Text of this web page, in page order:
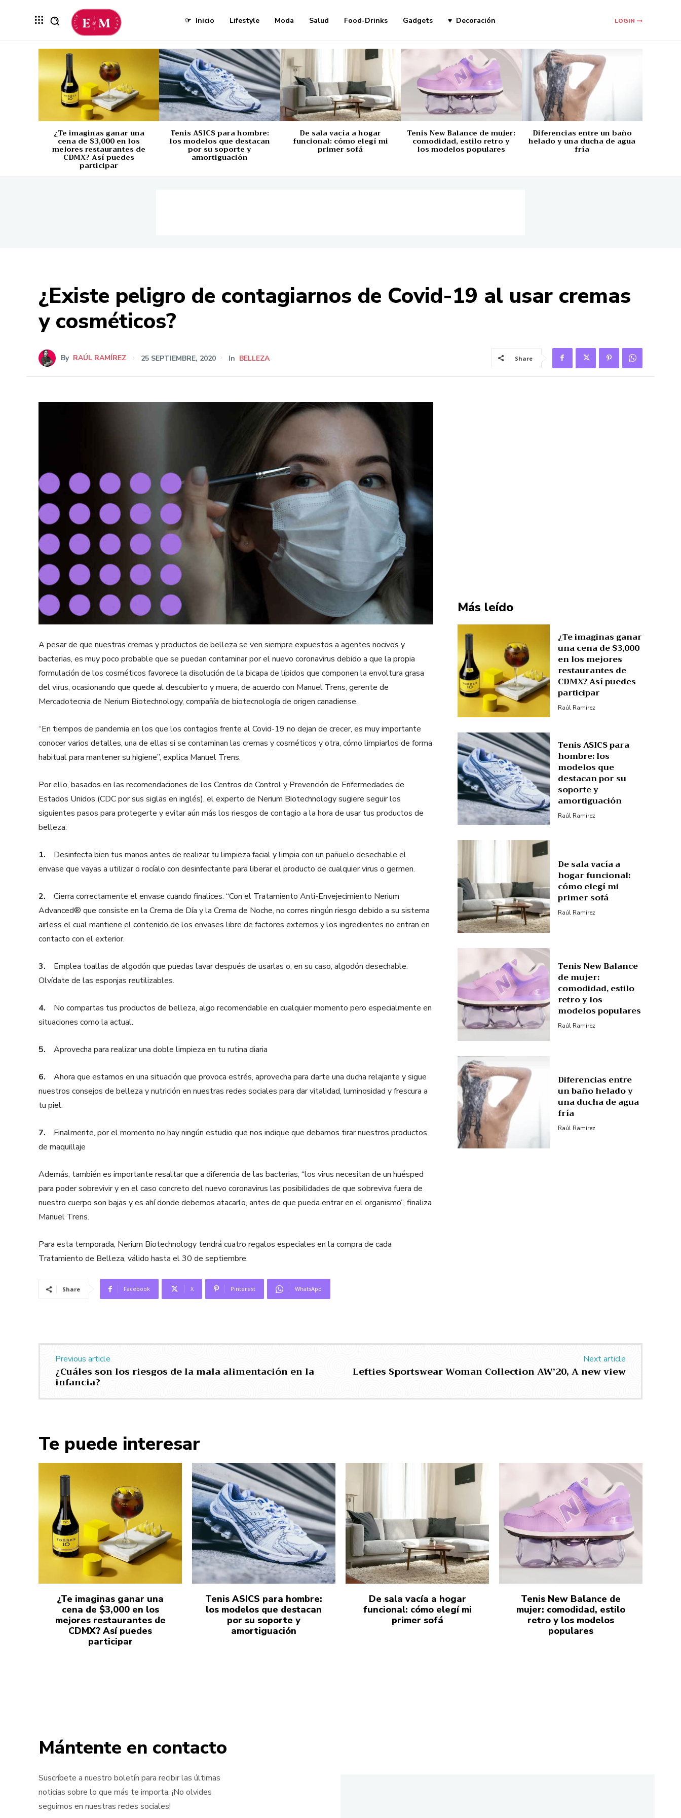
☞ Inicio Lifestyle Moda Salud Food-Drinks Gadgets ♥ Decoración LOGIN
¿Te imaginas ganar una
cena de $3,000 en los
mejores restaurantes de
CDMX? Así puedes
participar
Tenis ASICS para hombre:
los modelos que destacan
por su soporte y
amortiguación
De sala vacía a hogar
funcional: cómo elegí mi
primer sofá
Tenis New Balance de mujer:
comodidad, estilo retro y
los modelos populares
Diferencias entre un baño
helado y una ducha de agua
fría
¿Existe peligro de contagiarnos de Covid-19 al usar cremas
y cosméticos?
By RAÚL RAMÍREZ 25 SEPTIEMBRE, 2020 In BELLEZA Share
A pesar de que nuestras cremas y productos de belleza se ven siempre expuestos a agentes nocivos y
bacterias, es muy poco probable que se puedan contaminar por el nuevo coronavirus debido a que la propia
formulación de los cosméticos favorece la disolución de la bicapa de lípidos que componen la envoltura grasa
del virus, ocasionando que quede al descubierto y muera, de acuerdo con Manuel Trens, gerente de
Mercadotecnia de Nerium Biotechnology, compañía de biotecnología de origen canadiense.
“En tiempos de pandemia en los que los contagios frente al Covid-19 no dejan de crecer, es muy importante
conocer varios detalles, una de ellas si se contaminan las cremas y cosméticos y otra, cómo limpiarlos de forma
habitual para mantener su higiene”, explica Manuel Trens.
Por ello, basados en las recomendaciones de los Centros de Control y Prevención de Enfermedades de
Estados Unidos (CDC por sus siglas en inglés), el experto de Nerium Biotechnology sugiere seguir los
siguientes pasos para protegerte y evitar aún más los riesgos de contagio a la hora de usar tus productos de
belleza:
1. Desinfecta bien tus manos antes de realizar tu limpieza facial y limpia con un pañuelo desechable el
envase que vayas a utilizar o rocíalo con desinfectante para liberar el producto de cualquier virus o germen.
2. Cierra correctamente el envase cuando finalices. “Con el Tratamiento Anti-Envejecimiento Nerium
Advanced® que consiste en la Crema de Día y la Crema de Noche, no corres ningún riesgo debido a su sistema
airless el cual mantiene el contenido de los envases libre de factores externos y los ingredientes no entran en
contacto con el exterior.
3. Emplea toallas de algodón que puedas lavar después de usarlas o, en su caso, algodón desechable.
Olvídate de las esponjas reutilizables.
4. No compartas tus productos de belleza, algo recomendable en cualquier momento pero especialmente en
situaciones como la actual.
5. Aprovecha para realizar una doble limpieza en tu rutina diaria
6. Ahora que estamos en una situación que provoca estrés, aprovecha para darte una ducha relajante y sigue
nuestros consejos de belleza y nutrición en nuestras redes sociales para dar vitalidad, luminosidad y frescura a
tu piel.
7. Finalmente, por el momento no hay ningún estudio que nos indique que debamos tirar nuestros productos
de maquillaje
Además, también es importante resaltar que a diferencia de las bacterias, “los virus necesitan de un huésped
para poder sobrevivir y en el caso concreto del nuevo coronavirus las posibilidades de que sobreviva fuera de
nuestro cuerpo son bajas y es ahí donde debemos atacarlo, antes de que pueda entrar en el organismo”, finaliza
Manuel Trens.
Para esta temporada, Nerium Biotechnology tendrá cuatro regalos especiales en la compra de cada
Tratamiento de Belleza, válido hasta el 30 de septiembre.
Share Facebook X Pinterest WhatsApp
Más leído
¿Te imaginas ganar
una cena de $3,000
en los mejores
restaurantes de
CDMX? Así puedes
participar
Raúl Ramírez
Tenis ASICS para
hombre: los
modelos que
destacan por su
soporte y
amortiguación
Raúl Ramírez
De sala vacía a
hogar funcional:
cómo elegí mi
primer sofá
Raúl Ramírez
Tenis New Balance
de mujer:
comodidad, estilo
retro y los
modelos populares
Raúl Ramírez
Diferencias entre
un baño helado y
una ducha de agua
fría
Raúl Ramírez
Previous article
¿Cuáles son los riesgos de la mala alimentación en la
infancia?
Next article
Lefties Sportswear Woman Collection AW’20, A new view
Te puede interesar
¿Te imaginas ganar una
cena de $3,000 en los
mejores restaurantes de
CDMX? Así puedes
participar
Tenis ASICS para hombre:
los modelos que destacan
por su soporte y
amortiguación
De sala vacía a hogar
funcional: cómo elegí mi
primer sofá
Tenis New Balance de
mujer: comodidad, estilo
retro y los modelos
populares
Mántente en contacto
Suscríbete a nuestro boletín para recibir las últimas
noticias sobre lo que más te importa. ¡No olvides
seguirnos en nuestras redes sociales!